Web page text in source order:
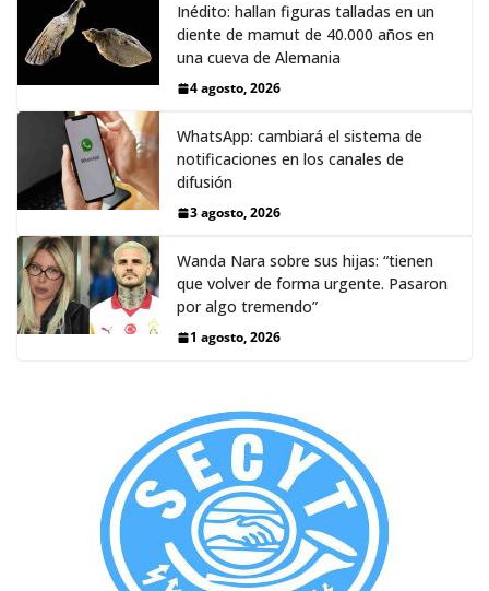
Inédito: hallan figuras talladas en un
diente de mamut de 40.000 años en
una cueva de Alemania
4 agosto, 2026
WhatsApp: cambiará el sistema de
notificaciones en los canales de
difusión
3 agosto, 2026
Wanda Nara sobre sus hijas: “tienen
que volver de forma urgente. Pasaron
por algo tremendo”
1 agosto, 2026